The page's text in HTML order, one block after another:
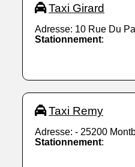
Taxi Girard
Adresse: 10 Rue Du
Stationnement:
Taxi Remy
Adresse: - 25200
Stationnement: